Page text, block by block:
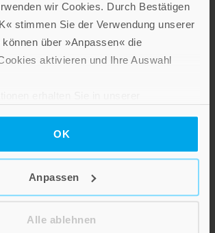
wir Cookies. Durch Bestätigen
stimmen Sie der Verwendung unserer
über »Anpassen« die
aktivieren und Ihre Auswahl
OK
Anpassen
Alle ablehnen
Gestaltung: Persönliche
Geschenkbücher zum Thema älter
für Geburtstage, zur Ermutigung, zu Trost